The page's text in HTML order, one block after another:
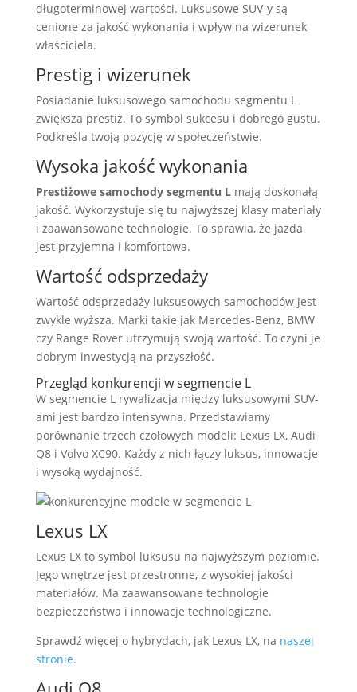
długoterminowej wartości. Luksusowe SUV-y są
cenione za jakość wykonania i wpływ na wizerunek
właściciela.
Prestig i wizerunek
Posiadanie luksusowego samochodu segmentu L
zwiększa prestiż. To symbol sukcesu i dobrego gustu.
Podkreśla twoją pozycję w społeczeństwie.
Wysoka jakość wykonania
Prestiżowe samochody segmentu Lmają doskonałą
jakość. Wykorzystuje się tu najwyższej klasy materiały
i zaawansowane technologie. To sprawia, że jazda
jest przyjemna i komfortowa.
Wartość odsprzedaży
Wartość odsprzedaży luksusowych samochodów jest
zwykle wyższa. Marki takie jak Mercedes-Benz, BMW
czy Range Rover utrzymują swoją wartość. To czyni je
dobrym inwestycją na przyszłość.
Przegląd konkurencji w segmencie L
W segmencie L rywalizacja między luksusowymi SUV-
ami jest bardzo intensywna. Przedstawiamy
porównanie trzech czołowych modeli: Lexus LX, Audi
Q8 i Volvo XC90. Każdy z nich łączy luksus, innowacje
i wysoką wydajność.
Lexus LX
Lexus LX to symbol luksusu na najwyższym poziomie.
Jego wnętrze jest przestronne, z wysokiej jakości
materiałów. Ma zaawansowane technologie
bezpieczeństwa i innowacje technologiczne.
Sprawdź więcej o hybrydach, jak Lexus LX, na naszej
stronie.